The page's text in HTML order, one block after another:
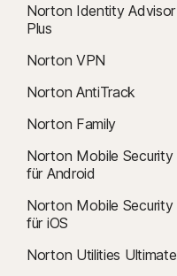
Norton Identity Advisor
Plus
Norton VPN
Norton AntiTrack
Norton Family
Norton Mobile Security
für Android
Norton Mobile Security
für iOS
Norton Utilities Ultimate